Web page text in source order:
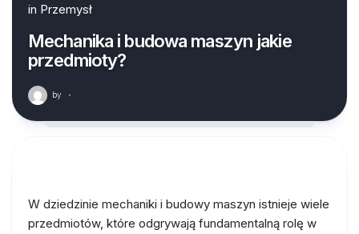
in Przemysł
Mechanika i budowa maszyn jakie
przedmioty?
by ·
W dziedzinie mechaniki i budowy maszyn istnieje wiele
przedmiotów, które odgrywają fundamentalną rolę w